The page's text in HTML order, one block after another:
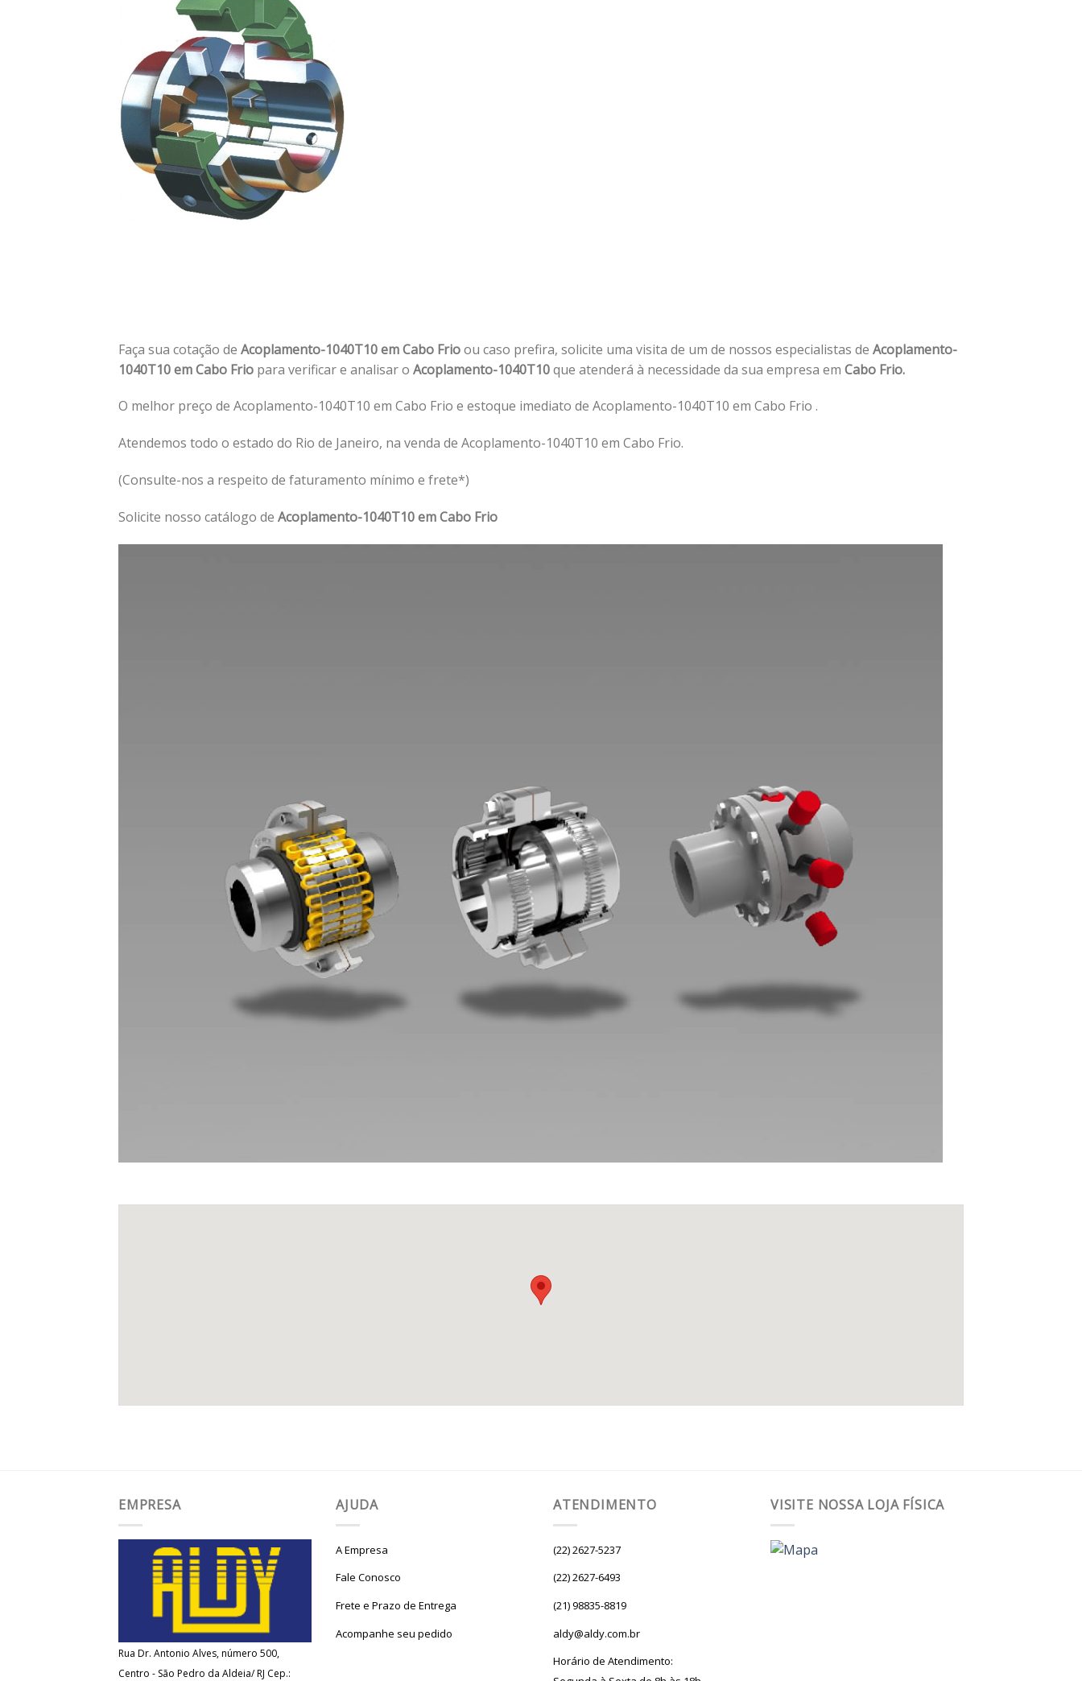
Faça sua cotação de Acoplamento-1040T10 em Cabo Frioou caso prefira, solicite uma visita de um de nossos especialistas de Acoplamento-
1040T10 em Cabo Frio para verificar e analisar o Acoplamento-1040T10que atenderá à necessidade da sua empresa em Cabo Frio.
O melhor preço de Acoplamento-1040T10 em Cabo Frio e estoque imediato de Acoplamento-1040T10 em Cabo Frio .
Atendemos todo o estado do Rio de Janeiro, na venda de Acoplamento-1040T10 em Cabo Frio.
(Consulte-nos a respeito de faturamento mínimo e frete*)
Solicite nosso catálogo de Acoplamento-1040T10 em Cabo Frio
EMPRESA
Rua Dr. Antonio Alves, número 500,
Centro - São Pedro da Aldeia/ RJ Cep.:
AJUDA
A Empresa
Fale Conosco
Frete e Prazo de Entrega
Acompanhe seu pedido
ATENDIMENTO
(22) 2627-5237
(22) 2627-6493
(21) 98835-8819
aldy@aldy.com.br
Horário de Atendimento:
VISITE NOSSA LOJA FÍSICA